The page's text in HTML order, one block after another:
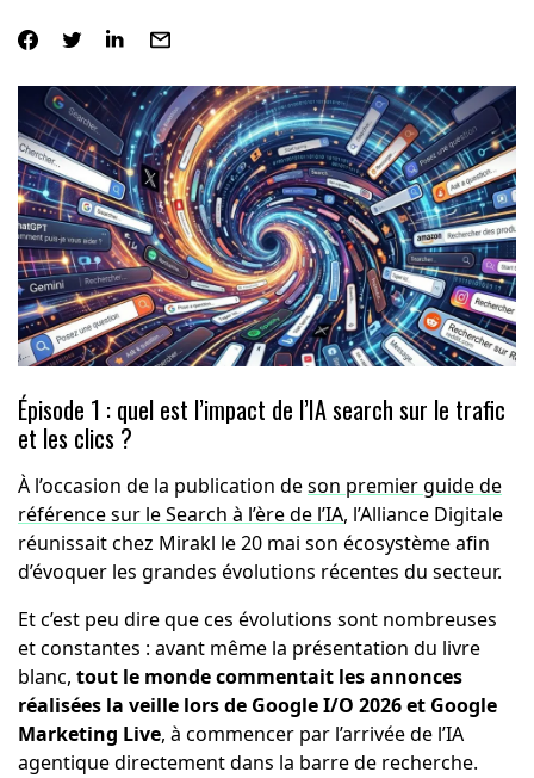
Épisode 1 : quel est l’impact de l’IA search sur le trafic
et les clics ?
À l’occasion de la publication deson premier guide de
référence sur le Search à l’ère de l’IA, l’Alliance Digitale
réunissait chez Mirakl le 20 mai son écosystème afin
d’évoquer les grandes évolutions récentes du secteur.
Et c’est peu dire que ces évolutions sont nombreuses
et constantes : avant même la présentation du livre
blanc, tout le monde commentait les annonces
réalisées la veille lors de Google I/O 2026 et Google
Marketing Live, à commencer par l’arrivée de l’IA
agentique directement dans la barre de recherche.